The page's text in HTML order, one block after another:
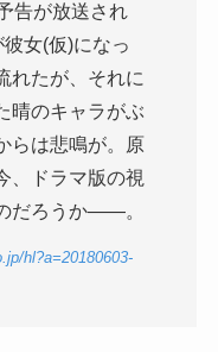
告が放送され
女(仮)になっ
れたが、それに
晴のキャラがぶ
らは悲鳴が。原
、ドラマ版の視
だろうか――。
hl?a=20180603-